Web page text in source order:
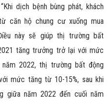
dịch bệnh bùng phát, khách
căn hộ chung cư xuống mua
này sẽ giúp thị trường bất
tăng trưởng trở lại với mức
2022, thị trường bất động
mức tăng từ 10-15%, sau khi
giữa năm 2022 đến cuối năm